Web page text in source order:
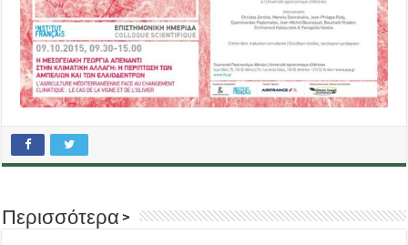
Περισσότερα >